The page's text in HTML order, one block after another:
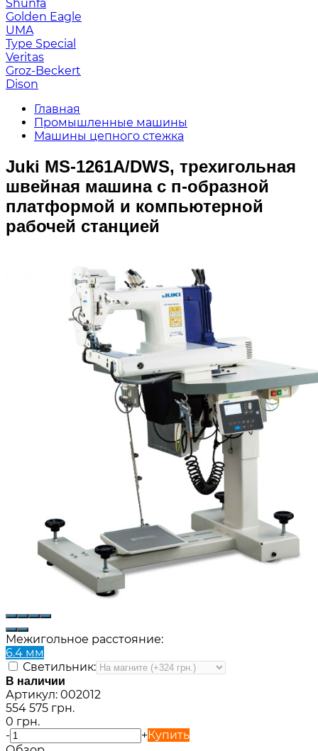
Shunfa
Golden Eagle
UMA
Type Special
Veritas
Groz-Beckert
Dison
Главная
Промышленные машины
Машины цепного стежка
Juki MS-1261A/DWS, трехигольная
швейная машина с п-образной
платформой и компьютерной
рабочей станцией
Межигольное расстояние:
6.4 мм
Светильник:
В наличии
Артикул: 002012
554 575 грн.
0 грн.
-
+Купить